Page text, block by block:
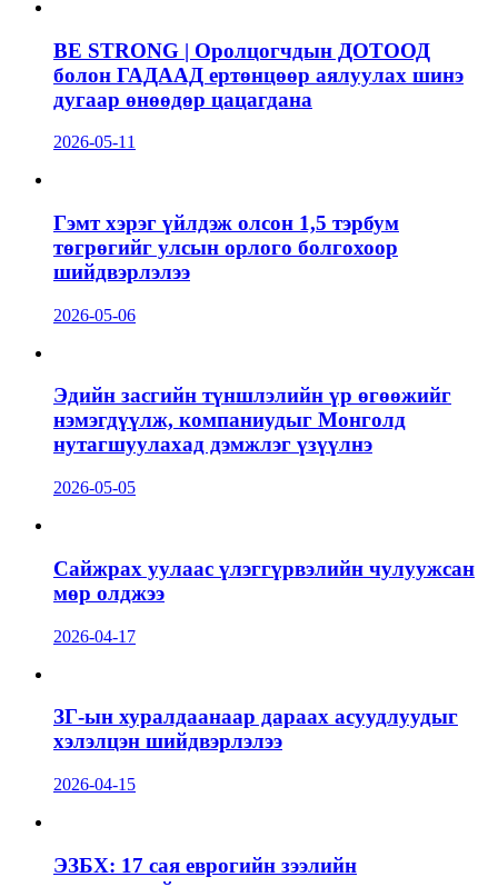
BE STRONG | Оролцогчдын ДОТООД
болон ГАДААД ертөнцөөр аялуулах шинэ
дугаар өнөөдөр цацагдана
2026-05-11
Гэмт хэрэг үйлдэж олсон 1,5 тэрбум
төгрөгийг улсын орлого болгохоор
шийдвэрлэлээ
2026-05-06
Эдийн засгийн түншлэлийн үр өгөөжийг
нэмэгдүүлж, компаниудыг Монголд
нутагшуулахад дэмжлэг үзүүлнэ
2026-05-05
Сайжрах уулаас үлэггүрвэлийн чулуужсан
мөр олджээ
2026-04-17
ЗГ-ын хуралдаанаар дараах асуудлуудыг
хэлэлцэн шийдвэрлэлээ
2026-04-15
ЭЗБХ: 17 сая еврогийн зээлийн